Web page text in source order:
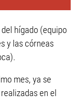
hígado (equipo
y las córneas
mes, ya se
en el